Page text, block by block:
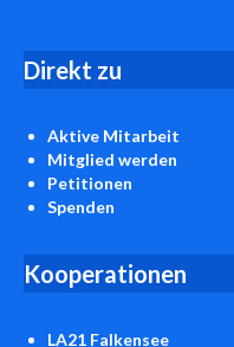
Direkt zu
Aktive Mitarbeit
Mitglied werden
Petitionen
Spenden
Kooperationen
LA21 Falkensee